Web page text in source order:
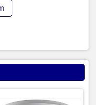
giải pháp công nghệ
cung cấp đa dạng sản
- Server,Thiết bị
Màn hình tương tác,Linh
lạnh, máy giặt, máy hút